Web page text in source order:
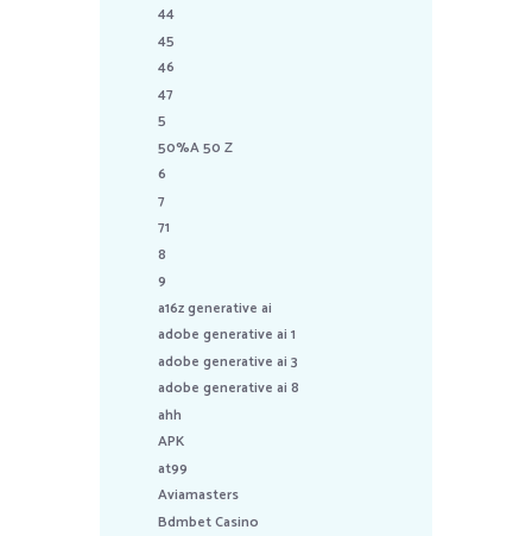
44
45
46
47
5
50%A 50 Z
6
7
71
8
9
a16z generative ai
adobe generative ai 1
adobe generative ai 3
adobe generative ai 8
ahh
APK
at99
Aviamasters
Bdmbet Casino